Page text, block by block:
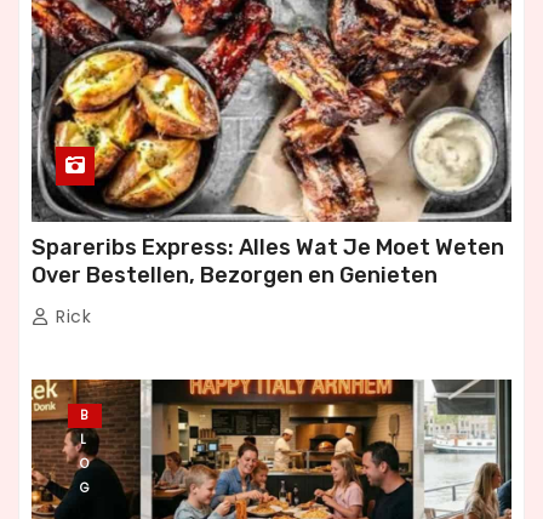
Spareribs Express: Alles Wat Je Moet Weten
Over Bestellen, Bezorgen en Genieten
Rick
B
L
O
G